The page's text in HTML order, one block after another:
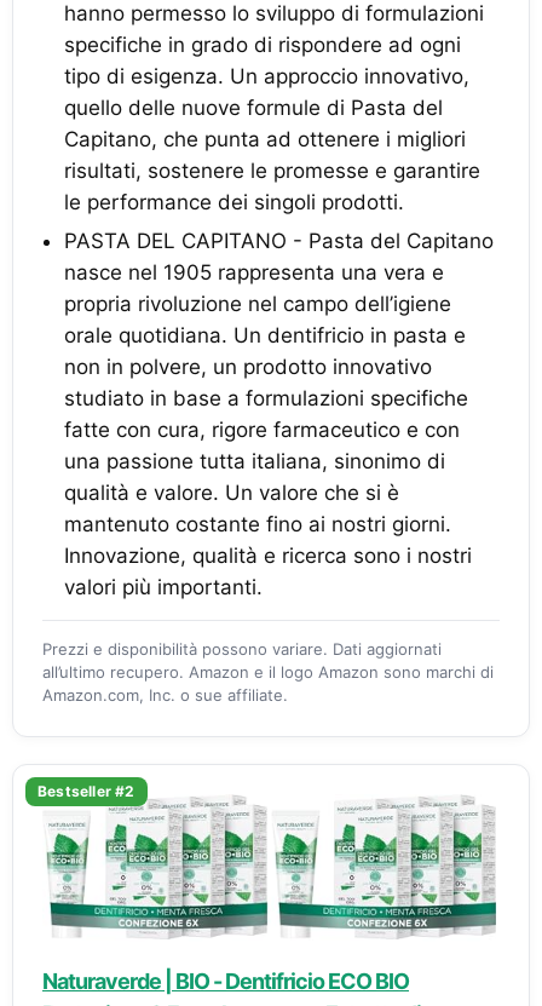
hanno permesso lo sviluppo di formulazioni
specifiche in grado di rispondere ad ogni
tipo di esigenza. Un approccio innovativo,
quello delle nuove formule di Pasta del
Capitano, che punta ad ottenere i migliori
risultati, sostenere le promesse e garantire
le performance dei singoli prodotti.
PASTA DEL CAPITANO - Pasta del Capitano
nasce nel 1905 rappresenta una vera e
propria rivoluzione nel campo dell’igiene
orale quotidiana. Un dentifricio in pasta e
non in polvere, un prodotto innovativo
studiato in base a formulazioni specifiche
fatte con cura, rigore farmaceutico e con
una passione tutta italiana, sinonimo di
qualità e valore. Un valore che si è
mantenuto costante fino ai nostri giorni.
Innovazione, qualità e ricerca sono i nostri
valori più importanti.
Prezzi e disponibilità possono variare. Dati aggiornati
all’ultimo recupero. Amazon e il logo Amazon sono marchi di
Amazon.com, Inc. o sue affiliate.
Bestseller #2
Naturaverde | BIO - Dentifricio ECO BIO